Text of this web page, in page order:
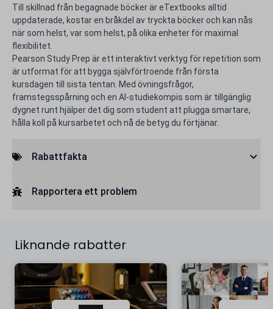
Till skillnad från begagnade böcker är eTextbooks alltid
uppdaterade, kostar en bråkdel av tryckta böcker och kan nås
när som helst, var som helst, på olika enheter för maximal
flexibilitet.
Pearson Study Prep är ett interaktivt verktyg för repetition som
är utformat för att bygga självförtroende från första
kursdagen till sista tentan. Med övningsfrågor,
framstegsspårning och en AI-studiekompis som är tillgänglig
dygnet runt hjälper det dig som student att plugga smartare,
hålla koll på kursarbetet och nå de betyg du förtjänar.
Rabattfakta
Rapportera ett problem
Liknande rabatter